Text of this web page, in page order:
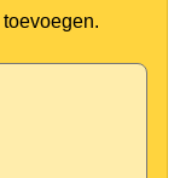
toevoegen.